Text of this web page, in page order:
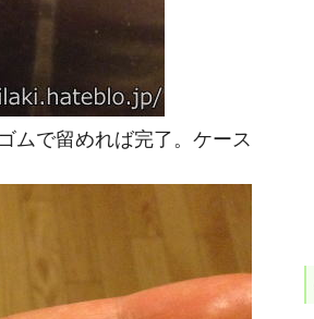
ムで留めれば完了。ケース